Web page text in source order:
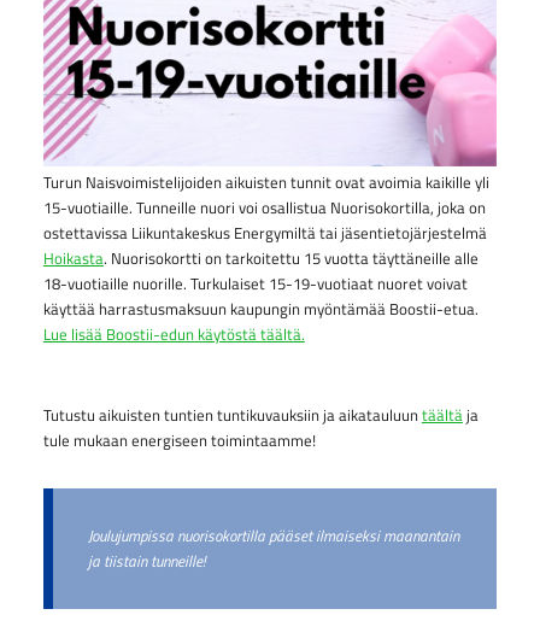
Turun Naisvoimistelijoiden aikuisten tunnit ovat avoimia kaikille yli
15-vuotiaille. Tunneille nuori voi osallistua Nuorisokortilla, joka on
ostettavissa Liikuntakeskus Energymiltä tai jäsentietojärjestelmä
Hoikasta. Nuorisokortti on tarkoitettu 15 vuotta täyttäneille alle
18-vuotiaille nuorille. Turkulaiset 15-19-vuotiaat nuoret voivat
käyttää harrastusmaksuun kaupungin myöntämää Boostii-etua.
Lue lisää Boostii-edun käytöstä täältä.
Tutustu aikuisten tuntien tuntikuvauksiin ja aikatauluuntäältäja
tule mukaan energiseen toimintaamme!
Joulujumpissa nuorisokortilla pääset ilmaiseksi maanantain
ja tiistain tunneille!